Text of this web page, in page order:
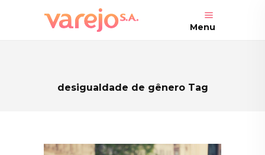
Menu
desigualdade de gênero Tag